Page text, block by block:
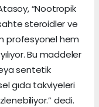
“Nootropik
steroidler ve
profesyonel hem
Bu maddeler
sentetik
gıda takviyeleri
dedi.